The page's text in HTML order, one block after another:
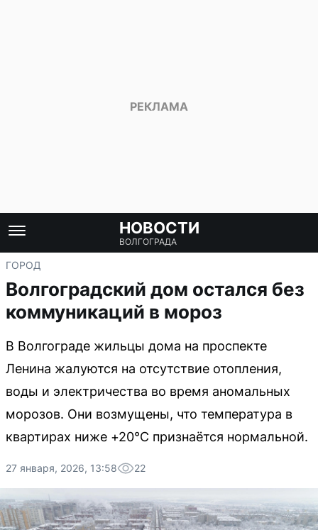
НОВОСТИ
ВОЛГОГРАДА
ГОРОД
Волгоградский дом остался без
коммуникаций в мороз
В Волгограде жильцы дома на проспекте
Ленина жалуются на отсутствие отопления,
воды и электричества во время аномальных
морозов. Они возмущены, что температура в
квартирах ниже +20°C признаётся нормальной.
27 января, 2026, 13:58 22